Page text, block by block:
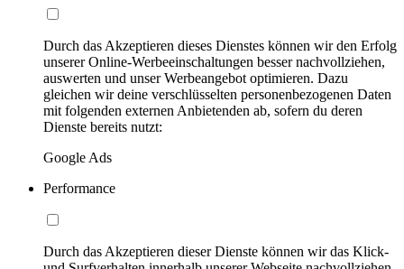
Durch das Akzeptieren dieses Dienstes können wir den Erfolg
unserer Online-Werbeeinschaltungen besser nachvollziehen,
auswerten und unser Werbeangebot optimieren. Dazu
gleichen wir deine verschlüsselten personenbezogenen Daten
mit folgenden externen Anbietenden ab, sofern du deren
Dienste bereits nutzt:
Google Ads
Performance
Durch das Akzeptieren dieser Dienste können wir das Klick-